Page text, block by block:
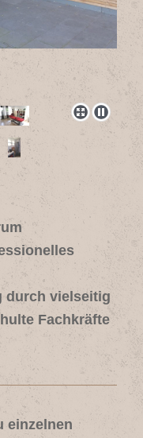
durch vielseitig
Fachkräfte
einzelnen